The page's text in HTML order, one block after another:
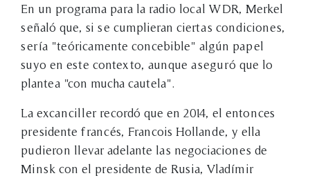
En un programa para la radio local WDR, Merkel
señaló que, si se cumplieran ciertas condiciones,
sería "teóricamente concebible" algún papel
suyo en este contexto, aunque aseguró que lo
plantea "con mucha cautela".
La excanciller recordó que en 2014, el entonces
presidente francés, Francois Hollande, y ella
pudieron llevar adelante las negociaciones de
Minsk con el presidente de Rusia, Vladímir